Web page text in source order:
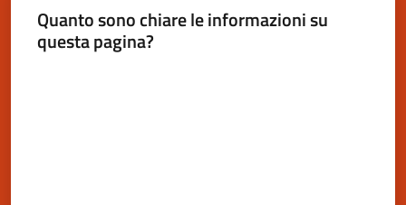
Quanto sono chiare le informazioni su
questa pagina?